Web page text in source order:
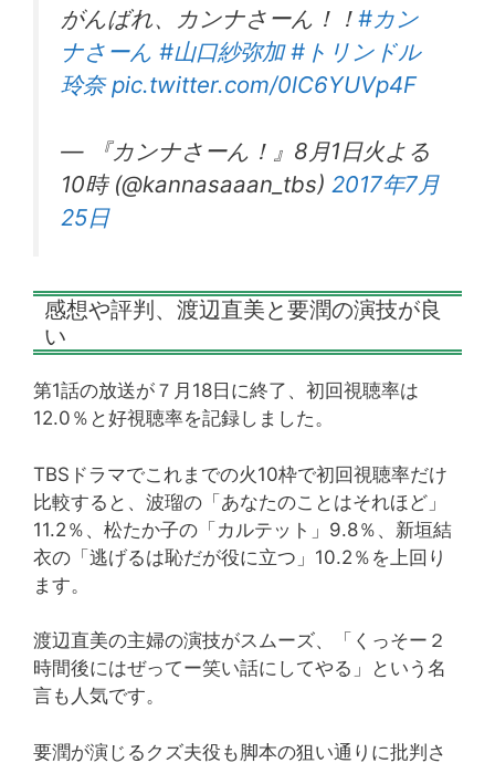
がんばれ、カンナさーん！！ #カン
ナさーん #山口紗弥加 #トリンドル
玲奈 pic.twitter.com/0lC6YUVp4F
— 『カンナさーん！』8月1日火よる
10時 (@kannasaaan_tbs) 2017年7月
25日
感想や評判、渡辺直美と要潤の演技が良
い
第1話の放送が７月18日に終了、初回視聴率は
12.0％と好視聴率を記録しました。
TBSドラマでこれまでの火10枠で初回視聴率だけ
比較すると、波瑠の「あなたのことはそれほど」
11.2％、松たか子の「カルテット」9.8％、新垣結
衣の「逃げるは恥だが役に立つ」10.2％を上回り
ます。
渡辺直美の主婦の演技がスムーズ、「くっそー２
時間後にはぜってー笑い話にしてやる」という名
言も人気です。
要潤が演じるクズ夫役も脚本の狙い通りに批判さ